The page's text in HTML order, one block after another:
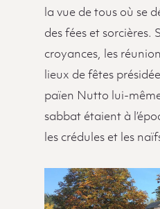
la vue de tous où se
des fées et sorcières.
croyances, les
lieux de fêtes
païen Nutto lui-
sabbat étaient à
les crédules et les